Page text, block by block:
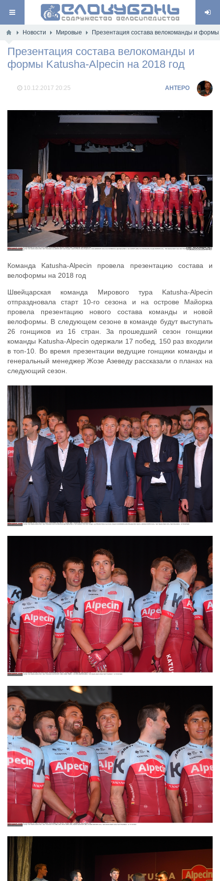
Новости Мировые Презентация состава велокоманды и
Презентация состава велокоманды и
формы Katusha-Alpecin на 2018 год
10.12.2017 20:25 AHTEPO
Команда Katusha-Alpecin провела презентацию состава и
велоформы на 2018 год
Швейцарская команда Мирового тура Katusha-Alpecin
отпраздновала старт 10-го сезона и на острове Майорка
провела презентацию нового состава команды и новой
велоформы. В следующем сезоне в команде будут выступать
26 гонщиков из 16 стран. За прошедший сезон гонщики
команды Katusha-Alpecin одержали 17 побед, 150 раз входили
в топ-10. Во время презентации ведущие гонщики команды и
генеральный менеджер Жозе Азеведу рассказали о планах на
следующий сезон.